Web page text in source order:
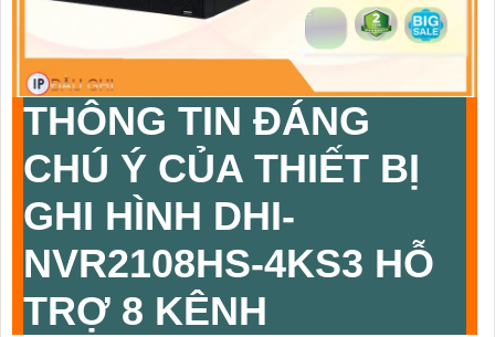
THÔNG TIN ĐÁNG
CHÚ Ý CỦA THIẾT BỊ
GHI HÌNH DHI-
NVR2108HS-4KS3 HỖ
TRỢ 8 KÊNH